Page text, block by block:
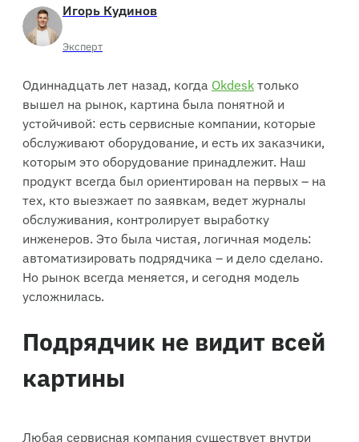
Игорь Кудинов
Эксперт
Одиннадцать лет назад, когда Okdeskтолько
вышел на рынок, картина была понятной и
устойчивой: есть сервисные компании, которые
обслуживают оборудование, и есть их заказчики,
которым это оборудование принадлежит. Наш
продукт всегда был ориентирован на первых – на
тех, кто выезжает по заявкам, ведет журналы
обслуживания, контролирует выработку
инженеров. Это была чистая, логичная модель:
автоматизировать подрядчика – и дело сделано.
Но рынок всегда меняется, и сегодня модель
усложнилась.
Подрядчик не видит всей
картины
Любая сервисная компания существует внутри